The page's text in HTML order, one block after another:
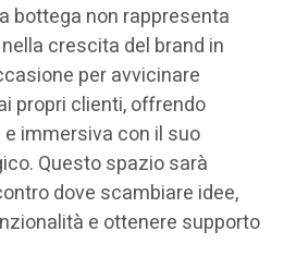
bottega non rappresenta
crescita del brand in
per avvicinare
propri clienti, offrendo
e immersiva con il suo
Questo spazio sarà
dove scambiare idee,
e ottenere supporto